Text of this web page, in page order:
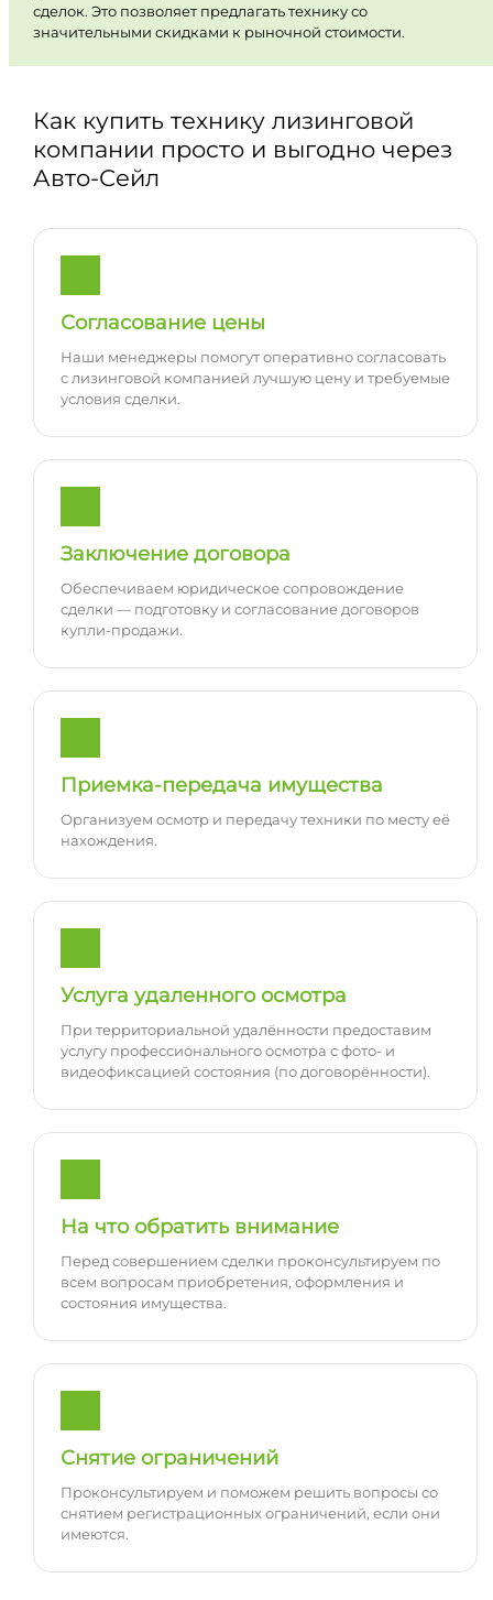
сделок. Это позволяет предлагать технику со
значительными скидками к рыночной стоимости.
Как купить технику лизинговой
компании просто и выгодно через
Авто-Сейл
Согласование цены
Наши менеджеры помогут оперативно согласовать
с лизинговой компанией лучшую цену и требуемые
условия сделки.
Заключение договора
Обеспечиваем юридическое сопровождение
сделки — подготовку и согласование договоров
купли-продажи.
Приемка-передача имущества
Организуем осмотр и передачу техники по месту её
нахождения.
Услуга удаленного осмотра
При территориальной удалённости предоставим
услугу профессионального осмотра с фото- и
видеофиксацией состояния (по договорённости).
На что обратить внимание
Перед совершением сделки проконсультируем по
всем вопросам приобретения, оформления и
состояния имущества.
Снятие ограничений
Проконсультируем и поможем решить вопросы со
снятием регистрационных ограничений, если они
имеются.